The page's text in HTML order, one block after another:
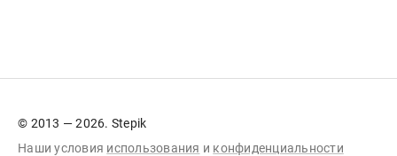
© 2013 — 2026. Stepik
Наши условия использования и конфиденциальности